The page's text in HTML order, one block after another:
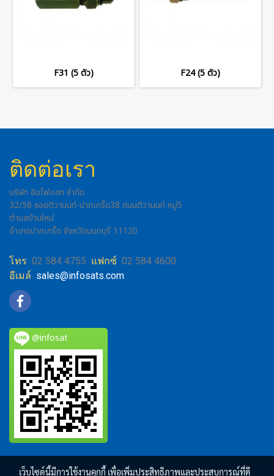
F31 (5 ตัว) F24 (5 ตัว)
ติดต่อเรา
บริษัท อินโฟแซท จำกัด
32/58 ซอยติวานนท์-ปากเกร็ด38 ถนนติวานนท์ หมู่5
ตำบลบ้านใหม่
อำเภอปากเกร็ด จังหวัดนนทบุรี 11120
โทร 02 584 4755 แฟกซ์ 02 584 4600
อีเมล์ sales@infosats.com
@infosat
เว็บไซต์นี้มีการใช้งานคุกกี้ เพื่อเพิ่มประสิทธิภาพและประสบการณ์ที่ดี